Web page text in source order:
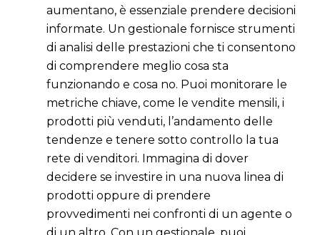
aumentano, è essenziale prendere decisioni
informate. Un gestionale fornisce strumenti
di analisi delle prestazioni che ti consentono
di comprendere meglio cosa sta
funzionando e cosa no. Puoi monitorare le
metriche chiave, come le vendite mensili, i
prodotti più venduti, l’andamento delle
tendenze e tenere sotto controllo la tua
rete di venditori. Immagina di dover
decidere se investire in una nuova linea di
prodotti oppure di prendere
provvedimenti nei confronti di un agente o